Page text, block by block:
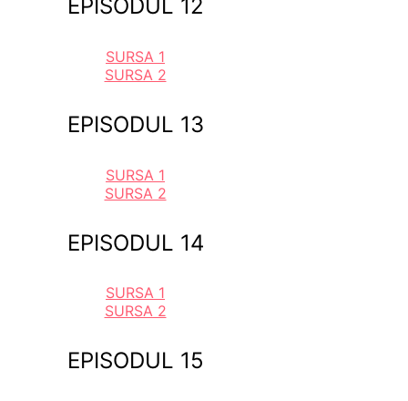
EPISODUL 12
SURSA 1
SURSA 2
EPISODUL 13
SURSA 1
SURSA 2
EPISODUL 14
SURSA 1
SURSA 2
EPISODUL 15